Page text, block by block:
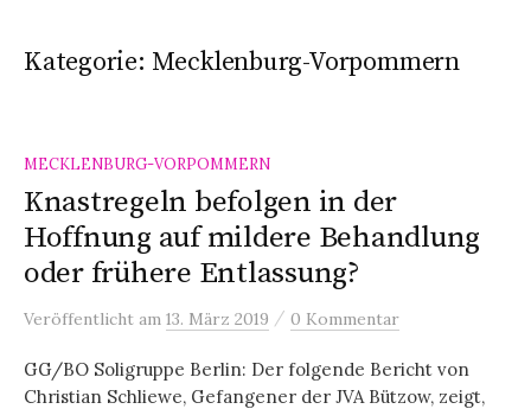
Kategorie: Mecklenburg-Vorpommern
MECKLENBURG-VORPOMMERN
Knastregeln befolgen in der
Hoffnung auf mildere Behandlung
oder frühere Entlassung?
Veröffentlicht am 13. März 2019 / 0 Kommentar
GG/BO Soligruppe Berlin: Der folgende Bericht von
Christian Schliewe, Gefangener der JVA Bützow, zeigt,